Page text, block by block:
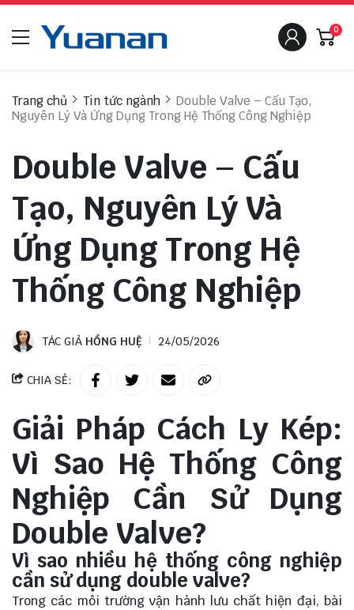
0
Trang chủ Tin tức ngành
Double Valve – Cấu Tạo,
Nguyên Lý Và Ứng Dụng Trong Hệ Thống Công Nghiệp
Double Valve – Cấu
Tạo, Nguyên Lý Và
Ứng Dụng Trong Hệ
Thống Công Nghiệp
TÁC GIẢ HỒNG HUỆ 24/05/2026
CHIA SẺ:
Giải Pháp Cách Ly Kép:
Vì Sao Hệ Thống Công
Nghiệp Cần Sử Dụng
Double Valve?
Vì sao nhiều hệ thống công nghiệp
cần sử dụng double valve?
Trong các môi trường vận hành lưu chất hiện đại, bài